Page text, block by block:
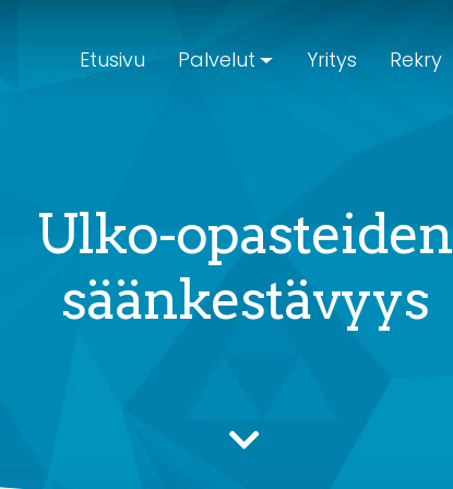
Etusivu Palvelut Yritys Rekry
Ulko-opasteiden
säänkestävyys